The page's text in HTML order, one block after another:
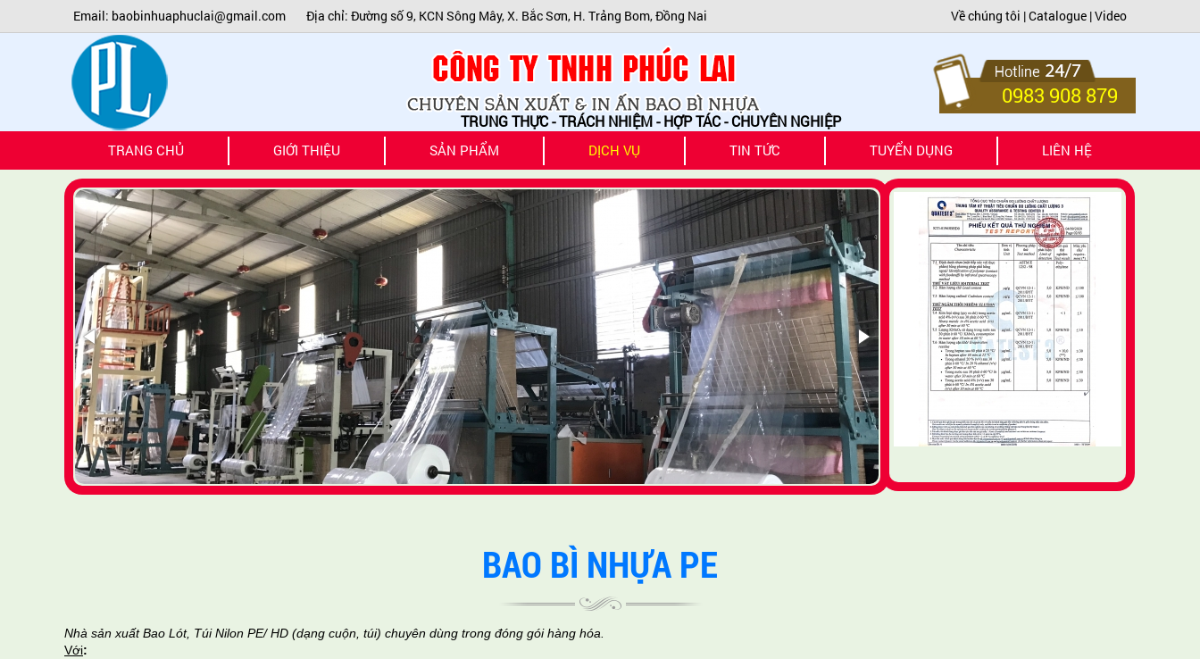
Email: baobinhuaphuclai@gmail.com Địa chỉ: Đường số 9, KCN Sông Mây, X. Bắc Sơn, H. Trảng Bom, Đồng Nai Về chúng tôi |Catalogue |Video
0983 908 879
TRUNG THỰC - TRÁCH NHIỆM - HỢP TÁC - CHUYÊN NGHIỆP
TRANG CHỦ GIỚI THIỆU SẢN PHẨM DỊCH VỤ TIN TỨC TUYỂN DỤNG LIÊN HỆ
BAO BÌ NHỰA PE
Nhà sản xuất Bao Lót, Túi Nilon PE/ HD (dạng cuộn, túi) chuyên dùng trong đóng gói hàng hóa.
Với: